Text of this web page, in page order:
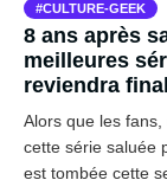
CULTURE-GEEK
8 ans après
meilleures
reviendra
Alors que les
cette série saluée
est tombée cette